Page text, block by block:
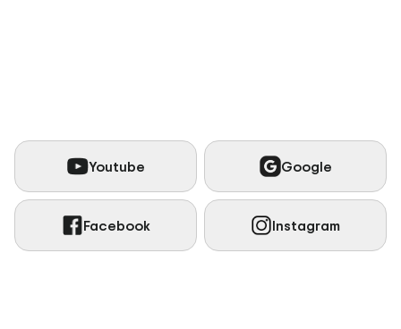
Youtube Google
Facebook Instagram